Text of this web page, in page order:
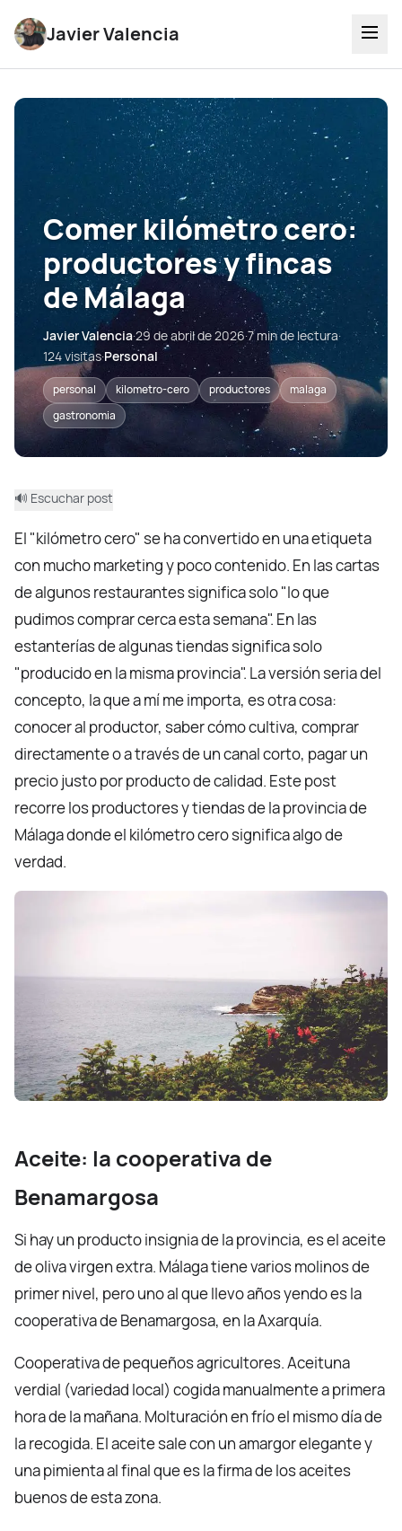
Javier Valencia
Comer kilómetro cero:
productores y fincas
de Málaga
Javier Valencia·29 de abril de 2026·7 min de lectura·
124 visitas·Personal
personal kilometro-cero productores
malaga
gastronomia
🔊 Escuchar post
El "kilómetro cero" se ha convertido en una etiqueta
con mucho marketing y poco contenido. En las cartas
de algunos restaurantes significa solo "lo que
pudimos comprar cerca esta semana". En las
estanterías de algunas tiendas significa solo
"producido en la misma provincia". La versión seria del
concepto, la que a mí me importa, es otra cosa:
conocer al productor, saber cómo cultiva, comprar
directamente o a través de un canal corto, pagar un
precio justo por producto de calidad. Este post
recorre los productores y tiendas de la provincia de
Málaga donde el kilómetro cero significa algo de
verdad.
Aceite: la cooperativa de
Benamargosa
Si hay un producto insignia de la provincia, es el aceite
de oliva virgen extra. Málaga tiene varios molinos de
primer nivel, pero uno al que llevo años yendo es la
cooperativa de Benamargosa, en la Axarquía.
Cooperativa de pequeños agricultores. Aceituna
verdial (variedad local) cogida manualmente a primera
hora de la mañana. Molturación en frío el mismo día de
la recogida. El aceite sale con un amargor elegante y
una pimienta al final que es la firma de los aceites
buenos de esta zona.